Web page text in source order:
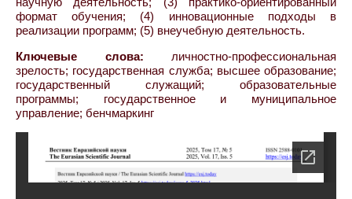
формат обучения; (4) инновационные подходы в
реализации программ; (5) внеучебную деятельность.
Ключевые слова: личностно-профессиональная
зрелость; государственная служба; высшее образование;
государственный служащий; образовательные
программы; государственное и муниципальное
управление; бенчмаркинг